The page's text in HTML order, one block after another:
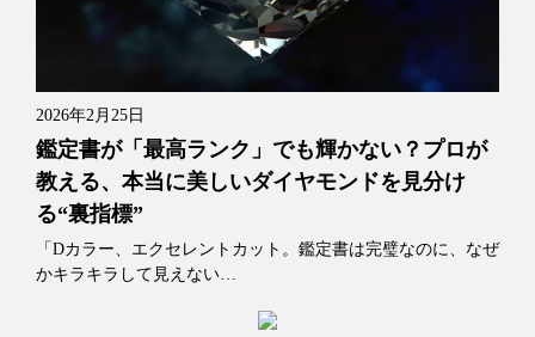
2026年2月25日
鑑定書が「最高ランク」でも輝かない？プロが
教える、本当に美しいダイヤモンドを見分け
る“裏指標”
「Dカラー、エクセレントカット。鑑定書は完璧なのに、なぜ
かキラキラして見えない…